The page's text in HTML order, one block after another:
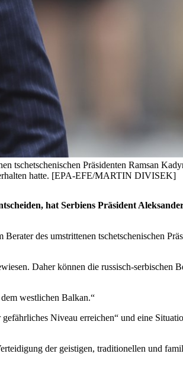
tschetschenischen Präsidenten Ramsan
erhalten hatte. [EPA-EFE/MARTIN DIVISEK]
hat Serbiens Präsident
des umstrittenen tschetschenischen
Daher können die russisch-serbischen
westlichen Balkan.“
Niveau erreichen“ und eine
der geistigen, traditionellen und